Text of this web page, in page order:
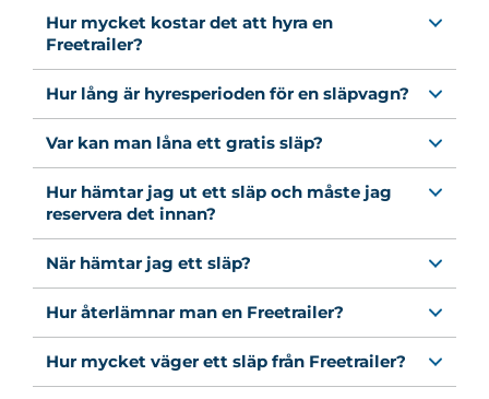
Hur mycket kostar det att hyra en
Freetrailer?
Hur lång är hyresperioden för en släpvagn?
Var kan man låna ett gratis släp?
Hur hämtar jag ut ett släp och måste jag
reservera det innan?
När hämtar jag ett släp?
Hur återlämnar man en Freetrailer?
Hur mycket väger ett släp från Freetrailer?